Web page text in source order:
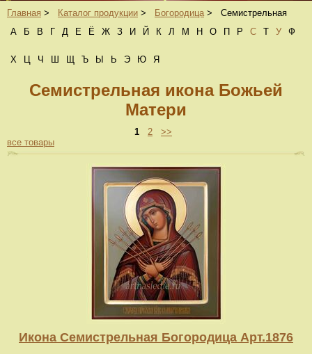
Главная > Каталог продукции > Богородица >
Семистрельная
А
Б В Г Д Е Ё Ж З И Й К Л М Н О П Р С Т У Ф
Х Ц Ч Ш Щ Ъ Ы Ь Э Ю Я
Семистрельная икона Божьей
Матери
1 2
>>
все товары
Икона Семистрельная Богородица Арт.1876